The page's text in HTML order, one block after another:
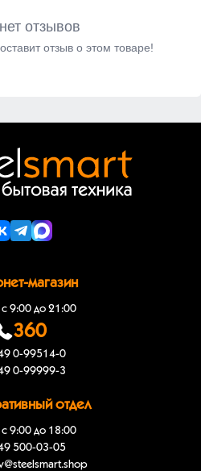
отзывов
отзыв о этом товаре!
магазин
с 9:00 до 21:00
360
0-99514-0
0-99999-3
отдел
с 9:00 до 18:00
500-03-05